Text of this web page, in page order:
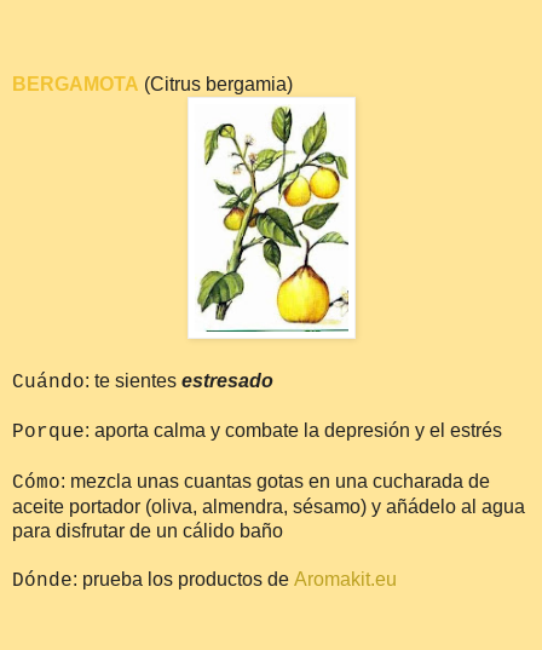
BERGAMOTA (Citrus bergamia)
Cuándo: te sientes estresado
Porque: aporta calma y combate la depresión y el estrés
Cómo: mezcla unas cuantas gotas en una cucharada de
aceite portador (oliva, almendra, sésamo) y añádelo al agua
para disfrutar de un cálido baño
Dónde: prueba los productos de Aromakit.eu